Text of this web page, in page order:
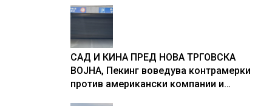
САД И КИНА ПРЕД НОВА ТРГОВСКА
ВОЈНА, Пекинг воведува контрамерки
против американски компании и